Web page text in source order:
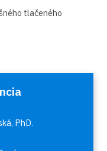
tlačeného
PhD.